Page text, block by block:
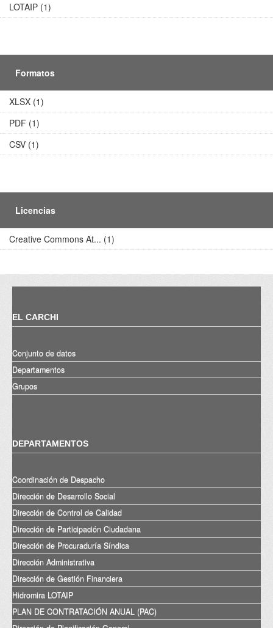
LOTAIP (1)
Formatos
XLSX (1)
PDF (1)
CSV (1)
Licencias
Creative Commons At... (1)
EL CARCHI
Conjunto de datos
Departamentos
Grupos
DEPARTAMENTOS
Coordinación de Despacho
Dirección de Desarrollo Social
Dirección de Control de Calidad
Dirección de Participación Ciudadana
Dirección de Procuraduría Síndica
Dirección Administrativa
Dirección de Gestión Financiera
Hidromira LOTAIP
PLAN DE CONTRATACIÓN ANUAL (PAC)